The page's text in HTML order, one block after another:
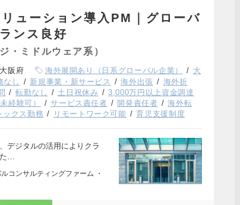
ューション導入PM｜グローバ
ンス良好
・ミドルウェア系）
阪府 海外展開あり（日系グローバル企業）
大
なし 新規事業・新サービス 海外出張
海外折
転勤なし 土日祝休み
3,000万円以上資金調達
経験可） サービス責任者 開発責任者
海外転
ックス勤務 リモートワーク可能 育児支援制度
デジタルの活用によりクラ
…
コンサルティングファーム ・